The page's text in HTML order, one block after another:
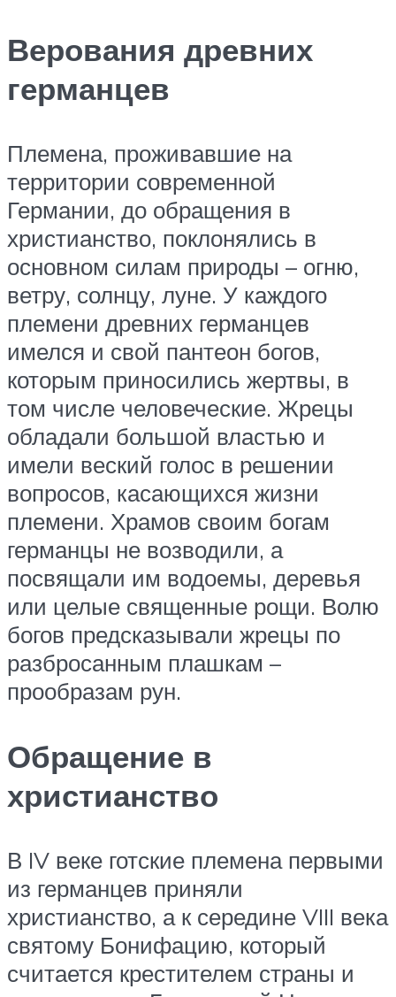
Верования древних
германцев
Племена, проживавшие на
территории современной
Германии, до обращения в
христианство, поклонялись в
основном силам природы – огню,
ветру, солнцу, луне. У каждого
племени древних германцев
имелся и свой пантеон богов,
которым приносились жертвы, в
том числе человеческие. Жрецы
обладали большой властью и
имели веский голос в решении
вопросов, касающихся жизни
племени. Храмов своим богам
германцы не возводили, а
посвящали им водоемы, деревья
или целые священные рощи. Волю
богов предсказывали жрецы по
разбросанным плашкам –
прообразам рун.
Обращение в
христианство
В IV веке готские племена первыми
из германцев приняли
христианство, а к середине VIII века
святому Бонифацию, который
считается крестителем страны и